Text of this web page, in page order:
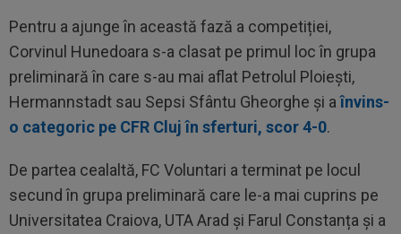
Pentru a ajunge în această fază a competiției,
Corvinul Hunedoara s-a clasat pe primul loc în grupa
preliminară în care s-au mai aflat Petrolul Ploiești,
Hermannstadt sau Sepsi Sfântu Gheorghe și aînvins-
o categoric pe CFR Cluj în sferturi, scor 4-0.
De partea cealaltă, FC Voluntari a terminat pe locul
secund în grupa preliminară care le-a mai cuprins pe
Universitatea Craiova, UTA Arad și Farul Constanța și a